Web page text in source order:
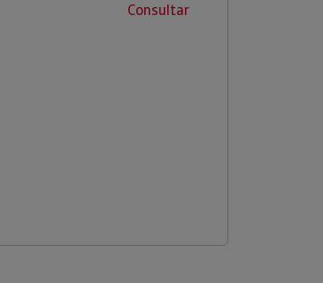
Consultar